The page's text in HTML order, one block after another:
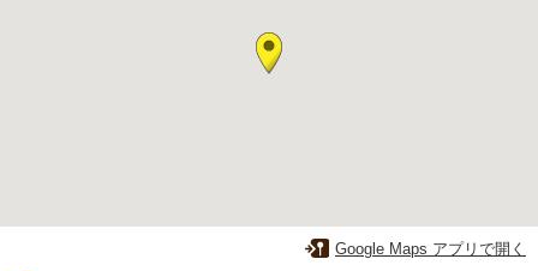
Google Maps アプリで開く